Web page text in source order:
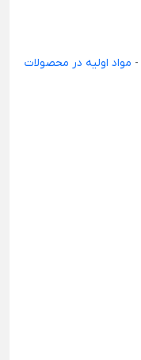
- مواد اولیه در محصولات